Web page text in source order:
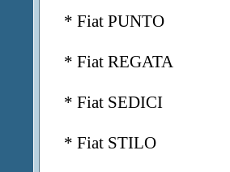
* Fiat PUNTO
* Fiat REGATA
* Fiat SEDICI
* Fiat STILO